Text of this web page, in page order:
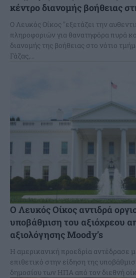
κέντρο διανομής βοήθειας
Ο Λευκός Οίκος "εξετάζει την
πληροφοριών για θανατηφόρα πυρά
διανομής της βοήθειας στο νότιο
Γάζας,...
Ο Λευκός Οίκος αντιδρά
υποβάθμιση του αξιόχρεου
αξιολόγησης Moody’s
Η αμερικανική προεδρία αντέδρασε
επιθετικό στην είδηση της
δημοσίου των ΗΠΑ από τον διεθνή